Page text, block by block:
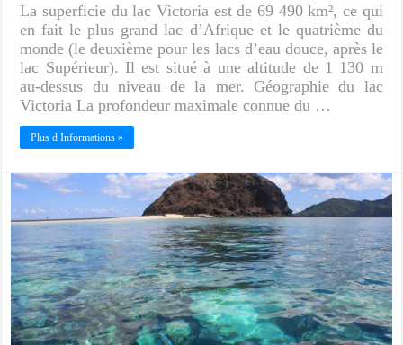
La superficie du lac Victoria est de 69 490 km², ce qui
en fait le plus grand lac d’Afrique et le quatrième du
monde (le deuxième pour les lacs d’eau douce, après le
lac Supérieur). Il est situé à une altitude de 1 130 m
au-dessus du niveau de la mer. Géographie du lac
Victoria La profondeur maximale connue du …
Plus d Informations »